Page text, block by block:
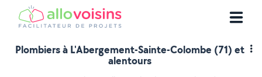
Plombiers à L'Abergement-Sainte-Colombe (71) et
alentours